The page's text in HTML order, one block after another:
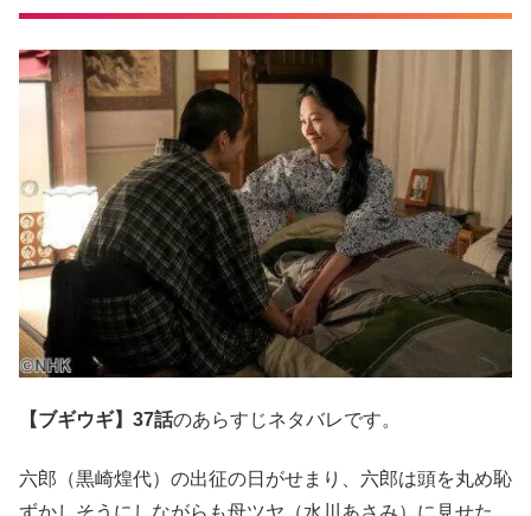
【ブギウギ】37話のあらすじネタバレです。
六郎（黒崎煌代）の出征の日がせまり、六郎は頭を丸め恥